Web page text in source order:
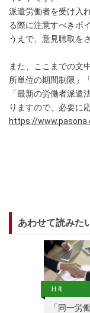
派遣労働者を受け入
る際に注意すべきポ
うえで、意見聴取を
また、ここまでの文
所単位の期間制限」
「最新の労働者派遣
りますので、必要に
https://
あわせて読みた
「同一労